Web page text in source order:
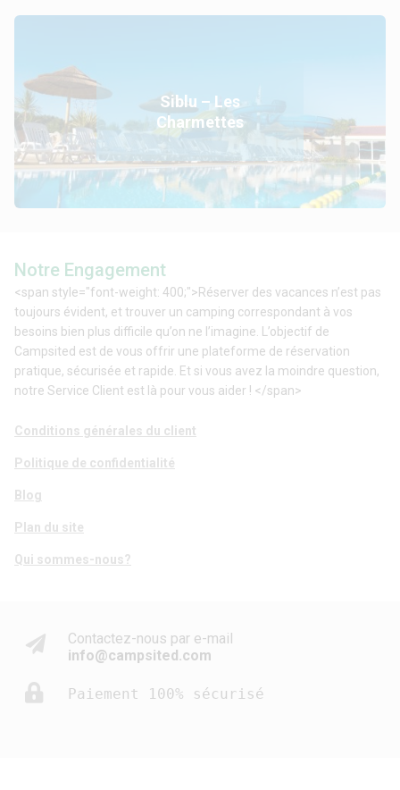
Siblu – Les
Charmettes
Notre Engagement
<span style="font-weight: 400;">Réserver des vacances n’est pas
toujours évident, et trouver un camping correspondant à vos
besoins bien plus difficile qu’on ne l’imagine. L’objectif de
Campsited est de vous offrir une plateforme de réservation
pratique, sécurisée et rapide. Et si vous avez la moindre question,
notre Service Client est là pour vous aider ! </span>
Conditions générales du client
Politique de confidentialité
Blog
Plan du site
Qui sommes-nous?
Contactez-nous par e-mail
info@campsited.com
Paiement 100% sécurisé